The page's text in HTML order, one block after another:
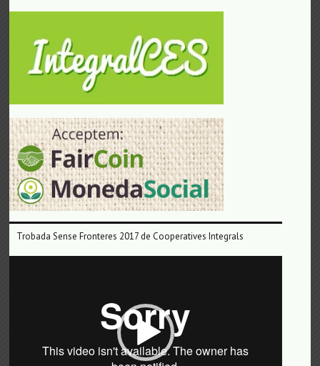
Trobada Sense Fronteres 2017 de Cooperatives Integrals